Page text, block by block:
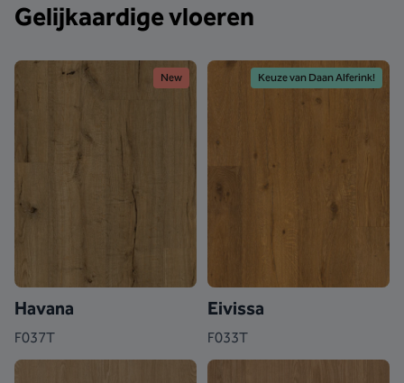
Gelijkaardige vloeren
New
Havana
F037T
Keuze van Daan Alferink!
Eivissa
F033T